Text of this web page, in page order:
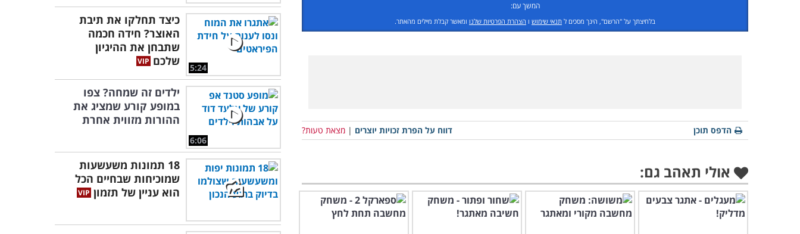
המשך עם:
בלחיצתך על "הרשם", הינך מסכים ל תנאי שימוש ו הצהרת הפרטיות שלנו ומאשר קבלת מיילים מהאתר.
דווח על הפרת זכויות יוצרים | מצאת טעות? הדפס תוכן
אולי תאהב גם:
5:24
כיצד תחלקו את תיבת
האוצר? חידה חכמה
שתבחן את ההיגיון
שלכם
6:06
ילדים זה שמחה? צפו
במופע קורע שמציג את
ההורות מזווית אחרת
18 תמונות משעשעות
שמוכיחות שבחיים הכל
הוא עניין של תזמון